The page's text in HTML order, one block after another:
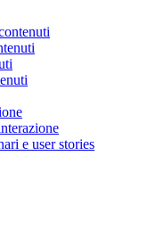
e user stories